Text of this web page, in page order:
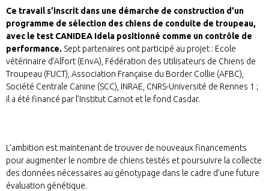
Ce travail s’inscrit dans une démarche de construction d’un
programme de sélection des chiens de conduite de troupeau,
avec le test CANIDEA Idela positionné comme un contrôle de
performance. Sept partenaires ont participé au projet : Ecole
vétérinaire d’Alfort (EnvA), Fédération des Utilisateurs de Chiens de
Troupeau (FUCT), Association Française du Border Collie (AFBC),
Société Centrale Canine (SCC), INRAE, CNRS-Université de Rennes 1 ;
il a été financé par l’Institut Carnot et le fond Casdar.
L’ambition est maintenant de trouver de nouveaux financements
pour augmenter le nombre de chiens testés et poursuivre la collecte
des données nécessaires au génotypage dans le cadre d’une future
évaluation génétique.